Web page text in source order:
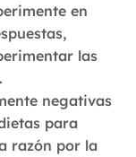
en
las
negativas
para
razón por la